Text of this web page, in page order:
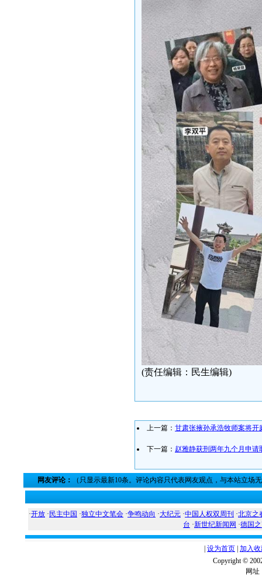
(责任编辑：民生编辑)
上一篇： 甘肃张掖孙承浩牧师案将开
下一篇： 赵雅静获刑两年九个月申请
网友评论： （只显示最新10条。评论内容只代表网友观点，与本站立场
·开放 · 民主中国 ·独立中文笔会 ·争鸣动向 ·大纪元 ·中国人权双周刊 ·北京之
台 ·新世纪新闻网 ·德国
设为首页 加入
Copyright ©
网址